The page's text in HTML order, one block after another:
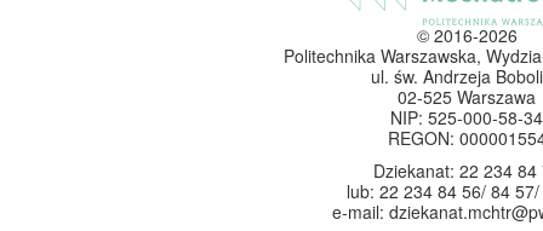
© 2016-2026
Politechnika Warszawska,
ul. św. Andrzeja
02-525 Warszawa
NIP: 525-000-58-34
REGON:
Dziekanat: 22 234 84
lub: 22 234 84 56/ 84
e-mail: